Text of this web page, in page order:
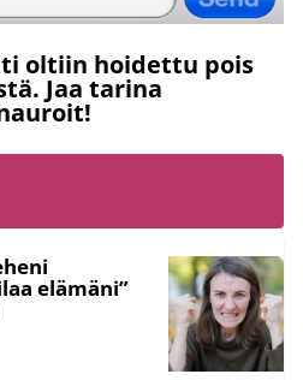
oltiin hoidettu pois
Jaa tarina
elämäni”